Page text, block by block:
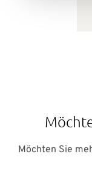
Möchten Sie